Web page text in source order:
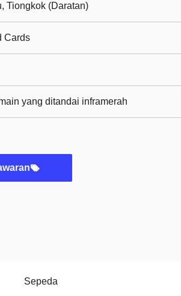
Tiongkok (Daratan)
Cards
yang ditandai inframerah
Sepeda